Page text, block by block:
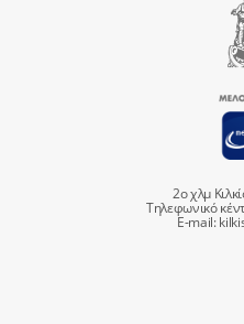
2ο χλμ
Τηλεφωνικό
E-mail: